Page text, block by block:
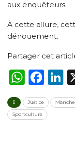
aux enquêteurs
À cette allure,
dénouement.
Partager cet
Justice
Sportculture